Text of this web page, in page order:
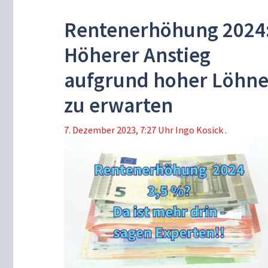
Rentenerhöhung
Höherer Anstieg
aufgrund hoher Löhne
zu erwarten
7. Dezember 2023, 7:27 Uhr Ingo Kosick .